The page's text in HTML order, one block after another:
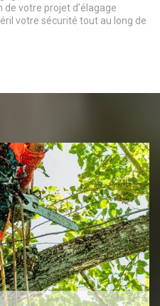
votre projet d’élagage
votre sécurité tout au long de